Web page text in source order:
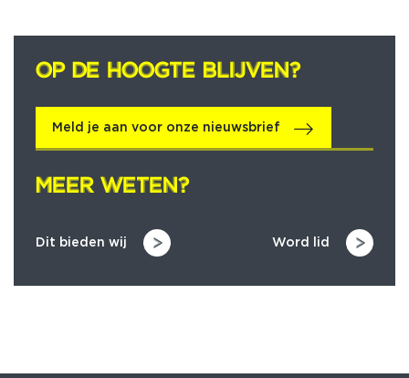
OP DE HOOGTE BLIJVEN?
OP DE HOOGTE BLIJVEN?
Meld je aan voor onze nieuwsbrief
MEER WETEN?
MEER WETEN?
Dit bieden wij Word lid